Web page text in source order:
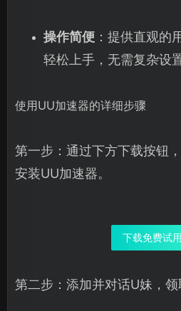
操作简便：提供直观的
轻松上手，无需复杂设置
使用UU加速器的详细步骤
第一步：通过下方下载按钮
安装UU加速器。
下载免费试
第二步：添加并对话U妹，领